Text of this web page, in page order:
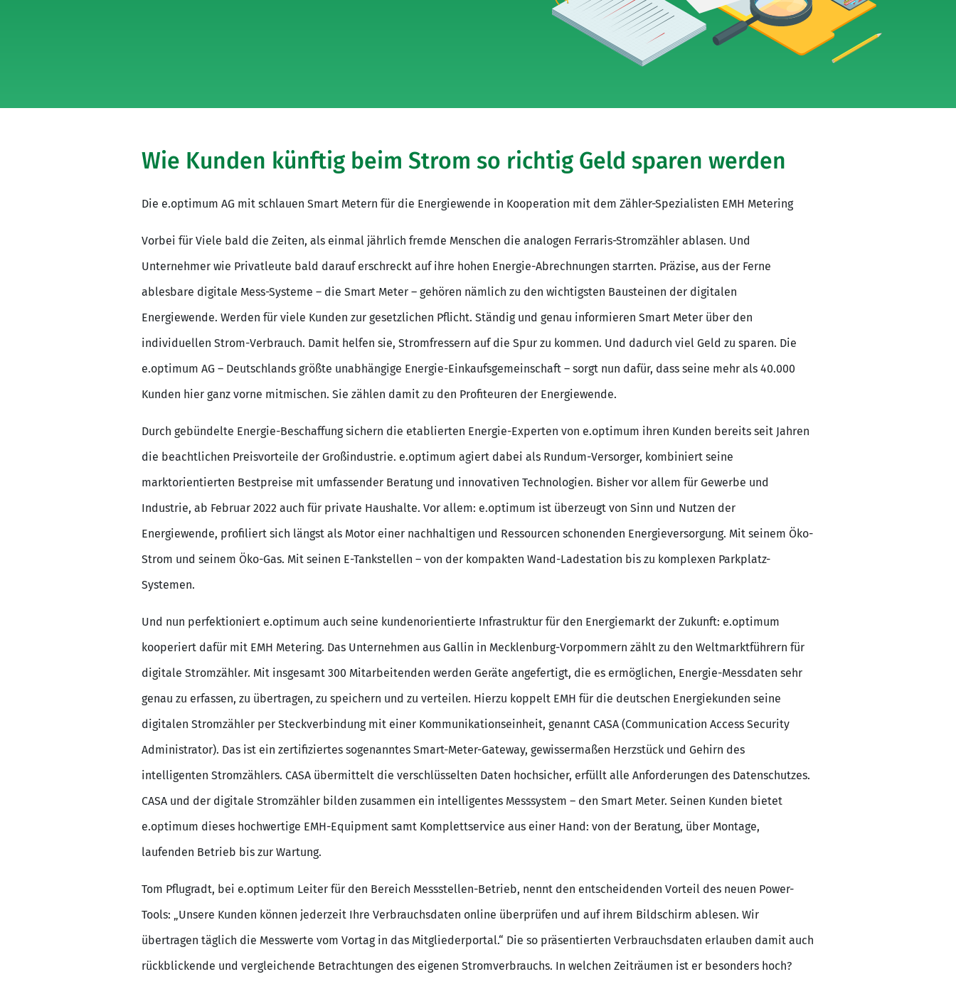
Wie Kunden künftig beim Strom so richtig Geld sparen werden
Die e.optimum AG mit schlauen Smart Metern für die Energiewende in Kooperation mit dem Zähler-Spezialisten EMH Metering
Vorbei für Viele bald die Zeiten, als einmal jährlich fremde Menschen die analogen Ferraris-Stromzähler ablasen. Und
Unternehmer wie Privatleute bald darauf erschreckt auf ihre hohen Energie-Abrechnungen starrten. Präzise, aus der Ferne
ablesbare digitale Mess-Systeme – die Smart Meter – gehören nämlich zu den wichtigsten Bausteinen der digitalen
Energiewende. Werden für viele Kunden zur gesetzlichen Pflicht. Ständig und genau informieren Smart Meter über den
individuellen Strom-Verbrauch. Damit helfen sie, Stromfressern auf die Spur zu kommen. Und dadurch viel Geld zu sparen. Die
e.optimum AG – Deutschlands größte unabhängige Energie-Einkaufsgemeinschaft – sorgt nun dafür, dass seine mehr als 40.000
Kunden hier ganz vorne mitmischen. Sie zählen damit zu den Profiteuren der Energiewende.
Durch gebündelte Energie-Beschaffung sichern die etablierten Energie-Experten von e.optimum ihren Kunden bereits seit Jahren
die beachtlichen Preisvorteile der Großindustrie. e.optimum agiert dabei als Rundum-Versorger, kombiniert seine
marktorientierten Bestpreise mit umfassender Beratung und innovativen Technologien. Bisher vor allem für Gewerbe und
Industrie, ab Februar 2022 auch für private Haushalte. Vor allem: e.optimum ist überzeugt von Sinn und Nutzen der
Energiewende, profiliert sich längst als Motor einer nachhaltigen und Ressourcen schonenden Energieversorgung. Mit seinem Öko-
Strom und seinem Öko-Gas. Mit seinen E-Tankstellen – von der kompakten Wand-Ladestation bis zu komplexen Parkplatz-
Systemen.
Und nun perfektioniert e.optimum auch seine kundenorientierte Infrastruktur für den Energiemarkt der Zukunft: e.optimum
kooperiert dafür mit EMH Metering. Das Unternehmen aus Gallin in Mecklenburg-Vorpommern zählt zu den Weltmarktführern für
digitale Stromzähler. Mit insgesamt 300 Mitarbeitenden werden Geräte angefertigt, die es ermöglichen, Energie-Messdaten sehr
genau zu erfassen, zu übertragen, zu speichern und zu verteilen. Hierzu koppelt EMH für die deutschen Energiekunden seine
digitalen Stromzähler per Steckverbindung mit einer Kommunikationseinheit, genannt CASA (Communication Access Security
Administrator). Das ist ein zertifiziertes sogenanntes Smart-Meter-Gateway, gewissermaßen Herzstück und Gehirn des
intelligenten Stromzählers. CASA übermittelt die verschlüsselten Daten hochsicher, erfüllt alle Anforderungen des Datenschutzes.
CASA und der digitale Stromzähler bilden zusammen ein intelligentes Messsystem – den Smart Meter. Seinen Kunden bietet
e.optimum dieses hochwertige EMH-Equipment samt Komplettservice aus einer Hand: von der Beratung, über Montage,
laufenden Betrieb bis zur Wartung.
Tom Pflugradt, bei e.optimum Leiter für den Bereich Messstellen-Betrieb, nennt den entscheidenden Vorteil des neuen Power-
Tools: „Unsere Kunden können jederzeit Ihre Verbrauchsdaten online überprüfen und auf ihrem Bildschirm ablesen. Wir
übertragen täglich die Messwerte vom Vortag in das Mitgliederportal.“ Die so präsentierten Verbrauchsdaten erlauben damit auch
rückblickende und vergleichende Betrachtungen des eigenen Stromverbrauchs. In welchen Zeiträumen ist er besonders hoch?